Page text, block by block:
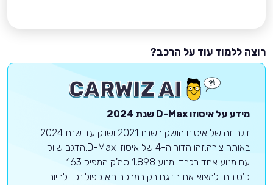
רוצה ללמוד עוד על הרכב?
מידע על איסוזו D-Max שנת 2024
דגם זה של איסוזו הושק בשנת 2021 ושווק עד שנת 2024
באותה צורה.זהו הדור ה-4 של איסוזו D-Max.הדגם שווק
עם מנוע אחד בלבד. מנוע 1,898 סמ'ק המפיק 163
כ'ס.ניתן למצוא את הדגם רק במרכב תא כפול.נכון להיום